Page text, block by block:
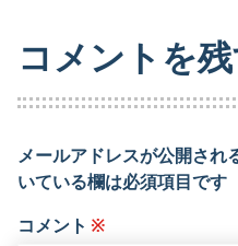
コメントを
メールアドレスが公開され
いている欄は必須項目です
コメント ※